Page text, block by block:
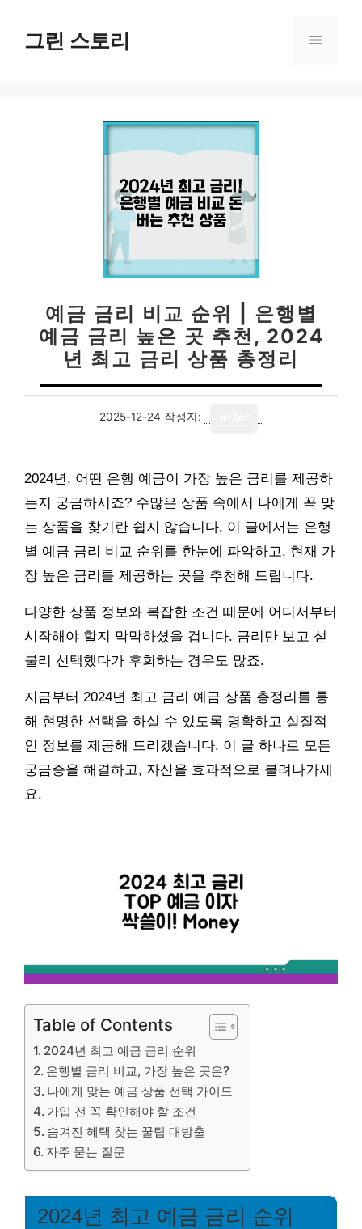
그린 스토리 메
예금 금리 비교 순위 | 은행별
예금 금리 높은 곳 추천, 2024
년 최고 금리 상품 총정리
2025-12-24 작성자:
2024년, 어떤 은행 예금이 가장 높은 금리를 제공하
는지 궁금하시죠? 수많은 상품 속에서 나에게 꼭 맞
는 상품을 찾기란 쉽지 않습니다. 이 글에서는 은행
별 예금 금리 비교 순위를 한눈에 파악하고, 현재 가
장 높은 금리를 제공하는 곳을 추천해 드립니다.
다양한 상품 정보와 복잡한 조건 때문에 어디서부터
시작해야 할지 막막하셨을 겁니다. 금리만 보고 섣
불리 선택했다가 후회하는 경우도 많죠.
지금부터 2024년 최고 금리 예금 상품 총정리를 통
해 현명한 선택을 하실 수 있도록 명확하고 실질적
인 정보를 제공해 드리겠습니다. 이 글 하나로 모든
궁금증을 해결하고, 자산을 효과적으로 불려나가세
요.
Table of Contents
2024년 최고 예금 금리 순위
은행별 금리 비교, 가장 높은 곳은?
나에게 맞는 예금 상품 선택 가이드
가입 전 꼭 확인해야 할 조건
숨겨진 혜택 찾는 꿀팁 대방출
자주 묻는 질문
2024년 최고 예금 금리 순위